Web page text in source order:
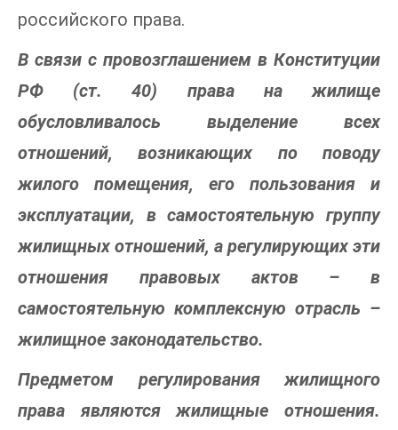
российского права.
В связи с провозглашением в Конституции
РФ (ст. 40) права на жилище
обусловливалось выделение всех
отношений, возникающих по поводу
жилого помещения, его пользования и
эксплуатации, в самостоятельную группу
жилищных отношений, а регулирующих эти
отношения правовых актов – в
самостоятельную комплексную отрасль –
жилищное законодательство.
Предметом регулирования жилищного
права являются жилищные отношения.